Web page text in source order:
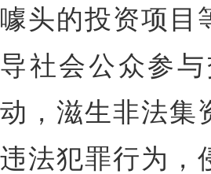
噱头的投资项目
导社会公众参
动，滋生非法集
违法犯罪行为，